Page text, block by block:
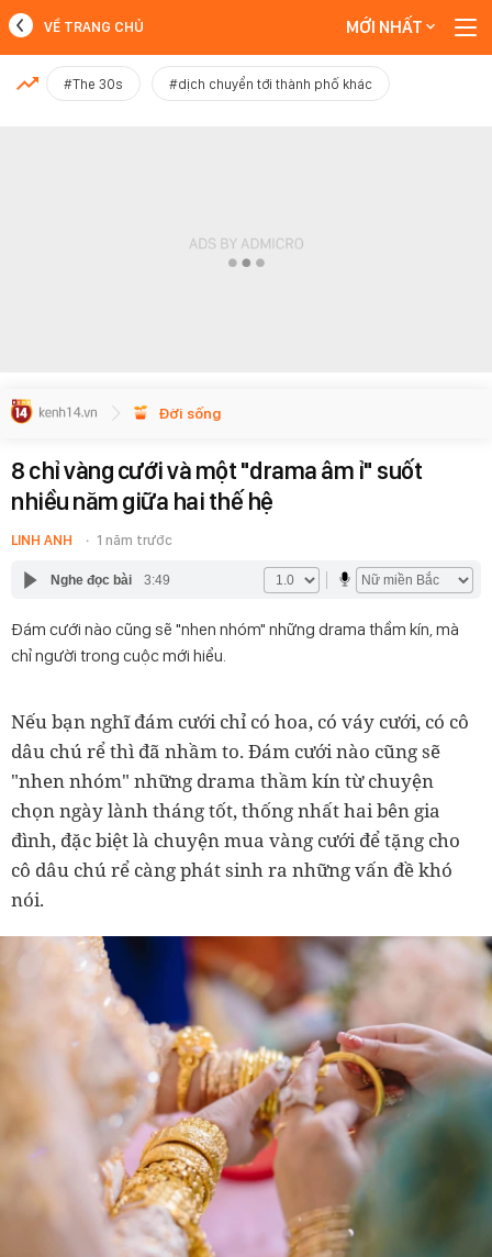
MỚI NHẤT
VỀ TRANG CHỦ MỚI NHẤT
#The 30s #dịch chuyển tới thành phố khác
Đời sống
8 chỉ vàng cưới và một "drama âm ỉ" suốt
nhiều năm giữa hai thế hệ
LINH ANH 1 năm trước
Nghe đọc bài 3:49
Đám cưới nào cũng sẽ "nhen nhóm" những drama thầm kín, mà
chỉ người trong cuộc mới hiểu.
Nếu bạn nghĩ đám cưới chỉ có hoa, có váy cưới, có cô
dâu chú rể thì đã nhầm to. Đám cưới nào cũng sẽ
"nhen nhóm" những drama thầm kín từ chuyện
chọn ngày lành tháng tốt, thống nhất hai bên gia
đình, đặc biệt là chuyện mua vàng cưới để tặng cho
cô dâu chú rể càng phát sinh ra những vấn đề khó
nói.